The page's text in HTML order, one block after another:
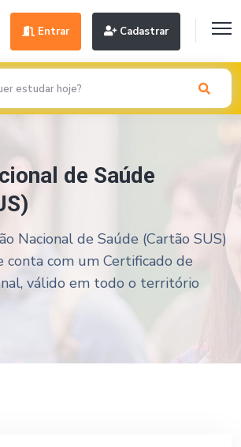
Entrar Cadastrar
de Saúde
Nacional de Saúde (Cartão SUS)
conta com um Certificado de
válido em todo o território